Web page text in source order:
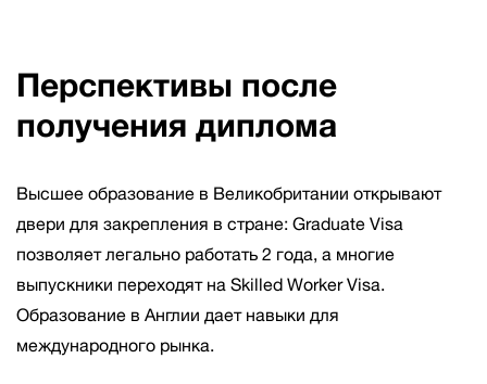
Перспективы после
получения диплома
Высшее образование в Великобритании открывают
двери для закрепления в стране: Graduate Visa
позволяет легально работать 2 года, а многие
выпускники переходят на Skilled Worker Visa.
Образование в Англии дает навыки для
международного рынка.